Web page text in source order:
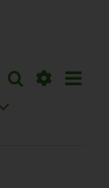
Sündmused
Search
Otsi